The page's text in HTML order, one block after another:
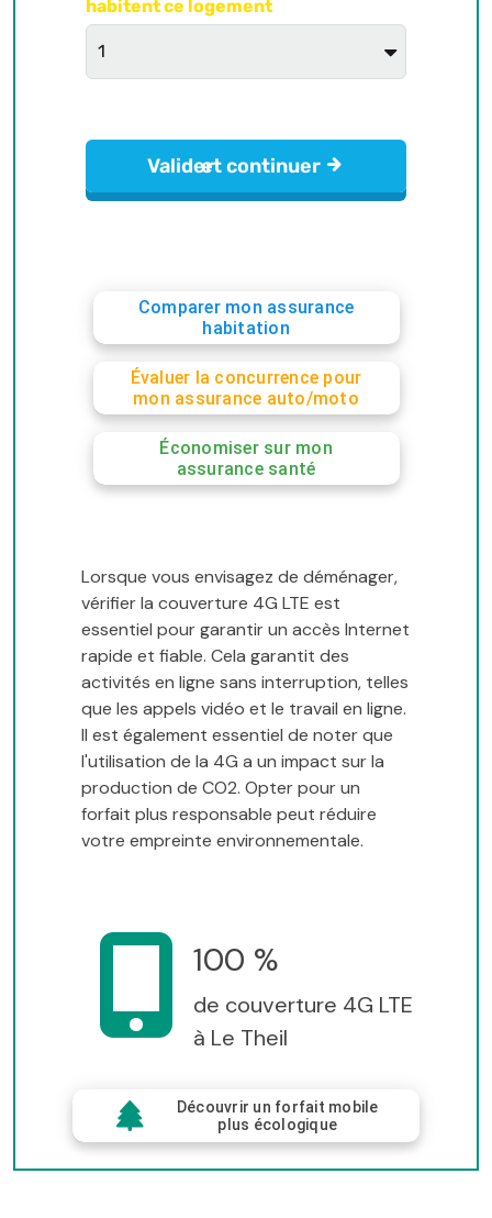
Comparer mon assurance
habitation
Évaluer la concurrence pour
mon assurance auto/moto
Économiser sur mon
assurance santé
Lorsque vous envisagez de déménager,
vérifier la couverture 4G LTE est
essentiel pour garantir un accès Internet
rapide et fiable. Cela garantit des
activités en ligne sans interruption, telles
que les appels vidéo et le travail en ligne.
Il est également essentiel de noter que
l'utilisation de la 4G a un impact sur la
production de CO2. Opter pour un
forfait plus responsable peut réduire
votre empreinte environnementale.
100 %
de couverture 4G LTE
à Le Theil
Découvrir un forfait mobile
plus écologique